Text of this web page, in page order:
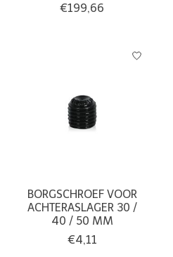
€199,66
BORGSCHROEF VOOR
ACHTERASLAGER 30 /
40 / 50 MM
€4,11